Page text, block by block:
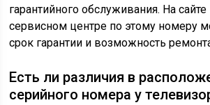
гарантийного обслуживания. На
сервисном центре по этому номеру
срок гарантии и возможность
Есть ли различия в
серийного номера у